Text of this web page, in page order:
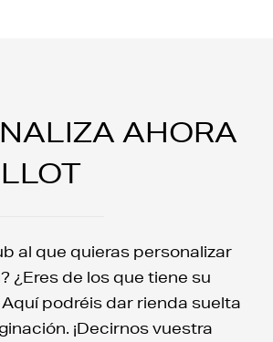
AHORA
al que quieras personalizar
¿Eres de los que tiene su
podréis dar rienda suelta
¡Decirnos vuestra